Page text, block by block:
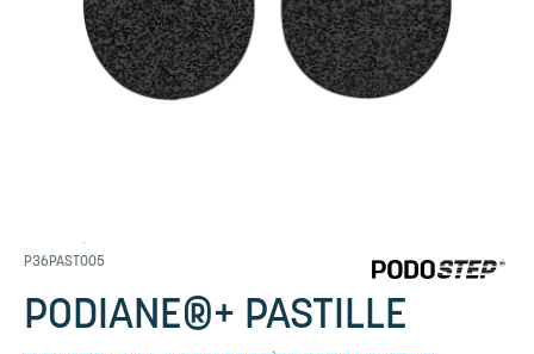
P36PAST005
PODIANE®+ PASTILLE